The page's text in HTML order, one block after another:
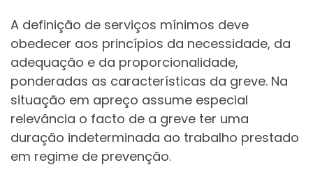
A definição de serviços mínimos deve
obedecer aos princípios da necessidade, da
adequação e da proporcionalidade,
ponderadas as características da greve. Na
situação em apreço assume especial
relevância o facto de a greve ter uma
duração indeterminada ao trabalho prestado
em regime de prevenção.